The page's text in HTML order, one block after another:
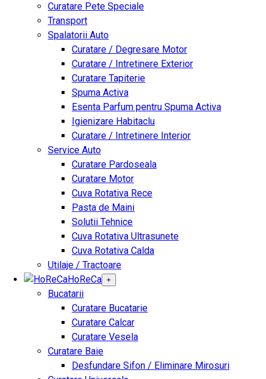
Curatare Pete Speciale
Transport
Spalatorii Auto
Curatare / Degresare Motor
Curatare / Intretinere Exterior
Curatare Tapiterie
Spuma Activa
Esenta Parfum pentru Spuma Activa
Igienizare Habitaclu
Curatare / Intretinere Interior
Service Auto
Curatare Pardoseala
Curatare Motor
Cuva Rotativa Rece
Pasta de Maini
Solutii Tehnice
Cuva Rotativa Ultrasunete
Cuva Rotativa Calda
Utilaje / Tractoare
HoReCa +
Bucatarii
Curatare Bucatarie
Curatare Calcar
Curatare Vesela
Curatare Baie
Desfundare Sifon / Eliminare Mirosuri